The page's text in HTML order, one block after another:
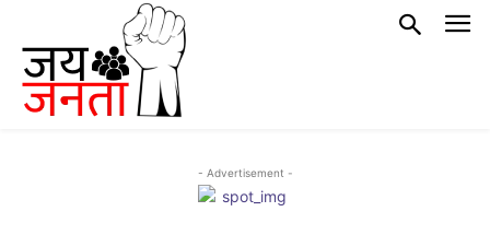
- Advertisement -